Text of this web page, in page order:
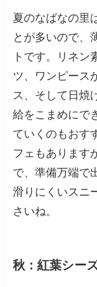
夏のなばなの里
とが多いので、
トです。リネン
ツ、ワンピース
ス、そして日焼
給をこまめにで
ていくのもおす
フェもあります
で、準備万端で
滑りにくいスニ
さいね。
秋：紅葉シー